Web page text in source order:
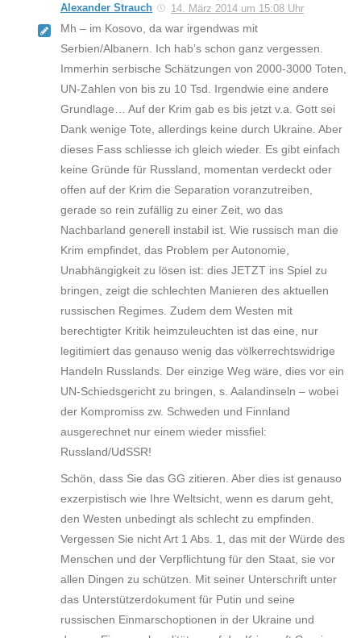
Alexander Strauch 14. März 2014 um 15:08 Uhr
Mh – im Kosovo, da war irgendwas mit
Serbien/Albanern. Ich hab’s schon ganz vergessen.
Immerhin serbische Schätzungen von 2000-3000 Toten,
UN-Zahlen von bis zu 10 Tsd. Irgendwie eine andere
Grundlage… Auf der Krim gab es bis jetzt v.a. Gott sei
Dank wenige Tote, allerdings keine durch Ukraine. Aber
dieses Fass schliesse ich gleich wieder. Es gibt einfach
keine Gründe für Russland, momentan verdeckt oder
offen auf der Krim die Separation voranzutreiben,
gerade so rein zufällig zu einer Zeit, wo das
Nachbarland generell instabil ist. Wie russisch man die
Krim empfindet, das Problem per Autonomie,
Unabhängigkeit zu lösen ist: dies JETZT ins Spiel zu
bringen, zeigt die schlechten Manieren des aktuellen
russischen Regimes. Zudem dem Westen mit
berechtigter Kritik heimzuleuchten ist das eine, nur
legitimiert das genauso wenig das völkerrechtswidrige
Handeln Russlands. Der einzige Weg wäre, dies vor ein
UN-Schiedsgericht zu bringen, s. Aalandinseln – wobei
der Kompromiss zw. Schweden und Finnland
ausgerechnet nur einem wieder missfiel:
Russland/UdSSR!
Schön, dass Sie das GG zitieren. Aber dies ist genauso
exzerpistisch wie Ihre Weltsicht, wenn es darum geht,
den Westen unbedingt als schlecht zu empfinden.
Vergessen Sie nicht Art 1 Abs. 1, das mit der Würde des
Menschen und der Verpflichtung für den Staat, sie vor
allen Dingen zu schützen. Mit seiner Unterschrift unter
das Unterstützerdokument für Putin und seine
russischen Einmarschoptionen in der Ukraine und